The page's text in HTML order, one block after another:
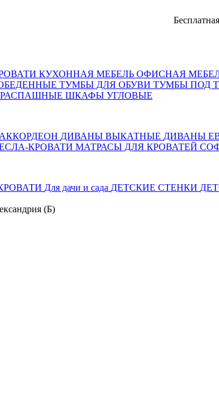
Бесплатная
КУХОННАЯ МЕБЕЛЬ ОФИСНАЯ
ТУМБЫ ДЛЯ ОБУВИ ТУМБЫ ПОД
ШКАФЫ УГЛОВЫЕ
ДИВАНЫ ВЫКАТНЫЕ ДИВАНЫ
КРОВАТИ МАТРАСЫ ДЛЯ КРОВАТЕЙ
Для дачи и сада ДЕТСКИЕ СТЕНКИ
(Б)